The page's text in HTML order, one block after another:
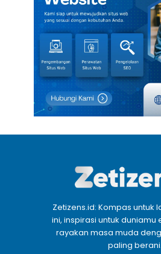
Zetizens.id: Kompas untuk
ini, inspirasi untuk duniamu
rayakan masa muda
paling berani.